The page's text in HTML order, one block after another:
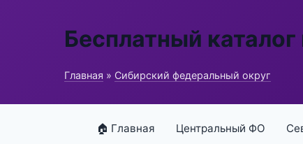
Бесплатный
Главная » Сибирский федеральный округ
🏠 Главная Центральный ФО